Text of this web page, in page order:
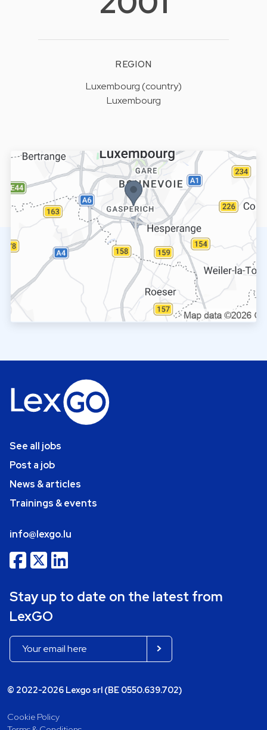
REGION
Luxembourg (country)
Luxembourg
See all jobs
Post a job
News & articles
Trainings & events
info@lexgo.lu
Stay up to date on the latest from
LexGO
© 2022-2026 Lexgo srl (BE 0550.639.702)
Cookie Policy